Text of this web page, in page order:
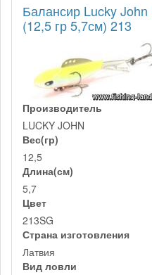
Балансир Lucky
(12,5 гр 5,7см) 213
Производитель
LUCKY JOHN
Вес(гр)
12,5
Длина(см)
5,7
Цвет
213SG
Страна изготовления
Латвия
Вид ловли